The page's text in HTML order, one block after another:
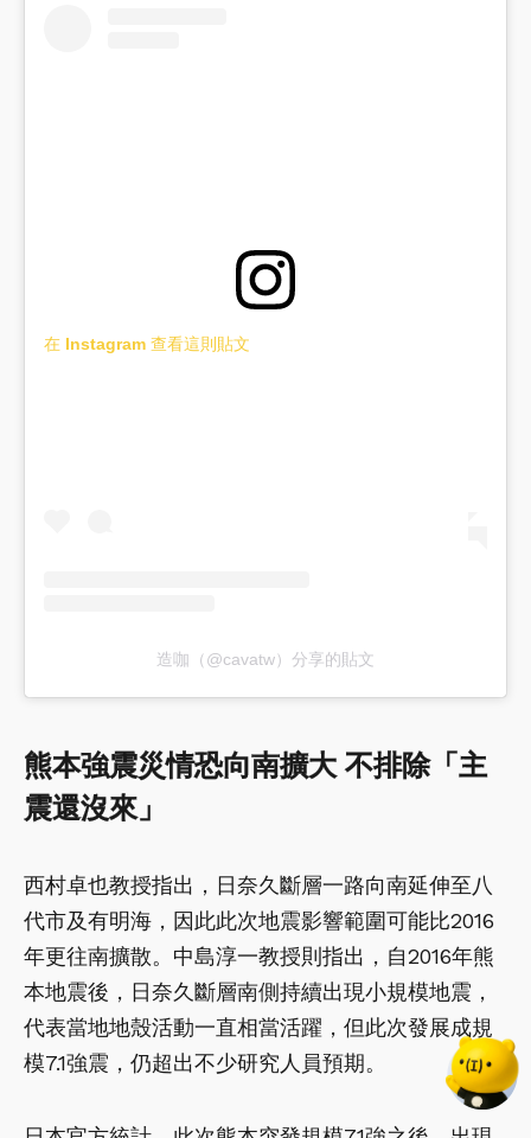
在 Instagram 查看這則貼文
造咖（@cavatw）分享的貼文
熊本強震災情恐向南擴大 不排除「主
震還沒來」
西村卓也教授指出，日奈久斷層一路向南延伸至八
代市及有明海，因此此次地震影響範圍可能比2016
年更往南擴散。中島淳一教授則指出，自2016年熊
本地震後，日奈久斷層南側持續出現小規模地震，
代表當地地殼活動一直相當活躍，但此次發展成規
模7.1強震，仍超出不少研究人員預期。